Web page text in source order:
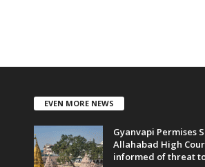
EVEN MORE NEWS
Gyanvapi Permises
Allahabad High
informed of threat